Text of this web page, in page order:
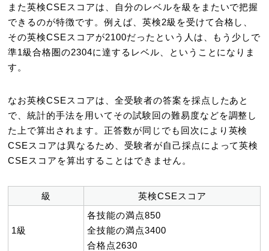
また英検CSEスコアは、自分のレベルを級をまたいで把握
できるのが特徴です。例えば、英検2級を受けて合格し、
その英検CSEスコアが2100だったという人は、もう少しで
準1級合格圏の2304に達するレベル、ということになりま
す。
なお英検CSEスコアは、全受験者の答案を採点したあと
で、統計的手法を用いてその試験回の難易度などを調整し
た上で算出されます。正答数が同じでも回次により英検
CSEスコアは異なるため、受験者が自己採点によって英検
CSEスコアを算出することはできません。
級 英検CSEスコア
1級
各技能の満点850
全技能の満点3400
合格点2630